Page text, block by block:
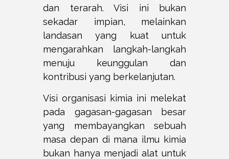
dan terarah. Visi ini bukan
sekadar impian, melainkan
landasan yang kuat untuk
mengarahkan langkah-langkah
menuju keunggulan dan
kontribusi yang berkelanjutan.
Visi organisasi kimia ini melekat
pada gagasan-gagasan besar
yang membayangkan sebuah
masa depan di mana ilmu kimia
bukan hanya menjadi alat untuk